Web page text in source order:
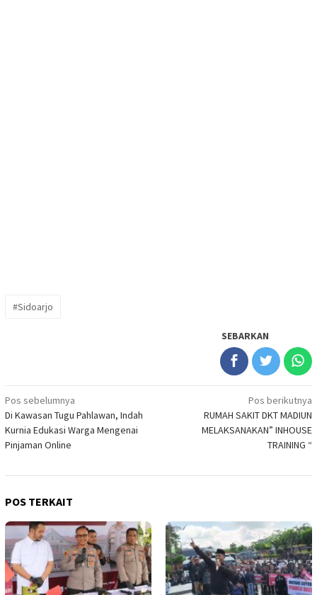
#Sidoarjo
SEBARKAN
Navigasi
pos
Pos sebelumnya
Di Kawasan Tugu Pahlawan, Indah
Kurnia Edukasi Warga Mengenai
Pinjaman Online
Pos berikutnya
RUMAH SAKIT DKT MADIUN
MELAKSANAKAN” INHOUSE
TRAINING “
POS TERKAIT